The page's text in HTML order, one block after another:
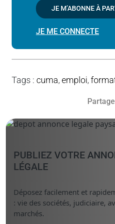
JE M’ABONNE À
JE ME CONNECTE
Tags : cuma,emploi,
Partage
PUBLIEZ VOTRE
LÉGALE
Déposez facilement et
: vie des sociétés, judiciaire,
marchés.